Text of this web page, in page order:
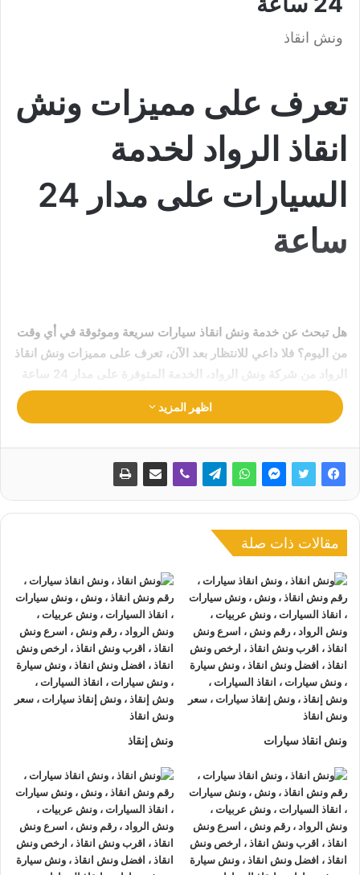
ونش انقاذ
تعرف على مميزات ونش
انقاذ الرواد لخدمة
السيارات على مدار 24
ساعة
هل تبحث عن خدمة ونش انقاذ سيارات سريعة وموثوقة في أي وقت
من اليوم؟ فلا داعي للانتظار بعد الآن، تعرف على مميزات ونش انقاذ
الرواد من شركة ونش الرواد، الخدمة المتوفرة على مدار 24 ساعة
لتلبية جميع احتياجاتك عند تعطل سيارتك أو حدوث أي طارئ على
الطريق.
لا تفوت الفرصة للاستفادة من الأمان والسرعة، والاحترافية التي
نقدمها في كل عملية إنقاذ، تواصل معنا الآن 01063144040 –
في الحفاظ على سيارتك وسلامتك على الطريق.
اقرأ في هذا المقال
ونش انقاذ الرواد
ارخص ونش انقاذ
اقرب ونش انقاذ
ونش سيارات 24 ساعة
سحب السيارات بعد الحوادث
ونش آمن على هيكل السيارة
ونش سيارات حديث
اظهر المزيد
مقالات ذات صلة
ونش انقاذ سيارات ونش إنقاذ